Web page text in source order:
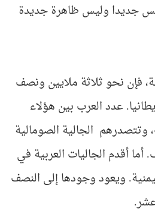
جديدا وليس ظاهرة جديدة
فإن نحو ثلاثة ملايين ونصف
عدد العرب بين هؤلاء
وتتصدرهم الجالية الصومالية
أما أقدم الجاليات العربية في
ويعود وجودها إلى النصف